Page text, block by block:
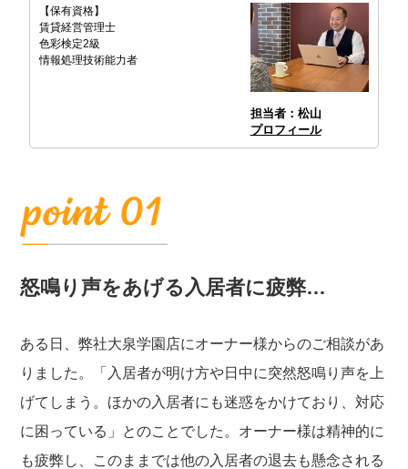
【保有資格】
賃貸経営管理士
色彩検定2級
情報処理技術能力者
担当者：松山
プロフィール
怒鳴り声をあげる入居者に疲弊…
ある日、弊社大泉学園店にオーナー様からのご相談があ
りました。「入居者が明け方や日中に突然怒鳴り声を上
げてしまう。ほかの入居者にも迷惑をかけており、対応
に困っている」とのことでした。オーナー様は精神的に
も疲弊し、このままでは他の入居者の退去も懸念される